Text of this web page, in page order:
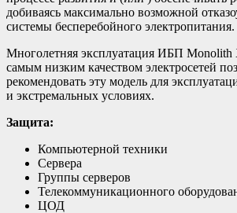
добиваясь максимально возможной
системы бесперебойного электропитания.
Многолетняя эксплуатация ИБП Monolith
самым низким качеством электросетей
рекомендовать эту модель для
и экстремальных условиях.
Защита:
Компьютерной техники
Сервера
Группы серверов
Телекоммуникационного
ЦОД